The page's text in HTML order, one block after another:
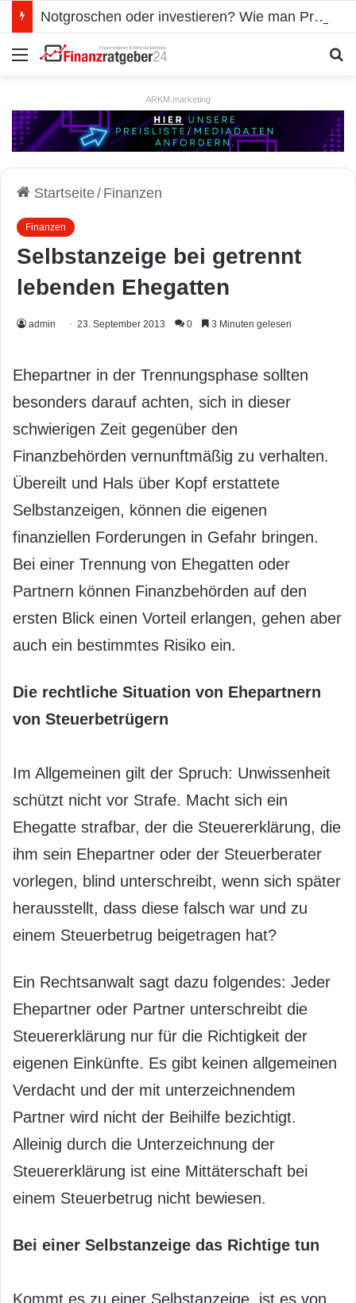
Notgroschen oder investieren? Wie man Prioritäten im eigenen Finanzplan setzt
Menü
ARKM.marketing
Startseite/ Finanzen
Finanzen
Selbstanzeige bei getrennt
lebenden Ehegatten
admin 23. September 2013 0 3 Minuten gelesen
Ehepartner in der Trennungsphase sollten
besonders darauf achten, sich in dieser
schwierigen Zeit gegenüber den
Finanzbehörden vernunftmäßig zu verhalten.
Übereilt und Hals über Kopf erstattete
Selbstanzeigen, können die eigenen
finanziellen Forderungen in Gefahr bringen.
Bei einer Trennung von Ehegatten oder
Partnern können Finanzbehörden auf den
ersten Blick einen Vorteil erlangen, gehen aber
auch ein bestimmtes Risiko ein.
Die rechtliche Situation von Ehepartnern
von Steuerbetrügern
Im Allgemeinen gilt der Spruch: Unwissenheit
schützt nicht vor Strafe. Macht sich ein
Ehegatte strafbar, der die Steuererklärung, die
ihm sein Ehepartner oder der Steuerberater
vorlegen, blind unterschreibt, wenn sich später
herausstellt, dass diese falsch war und zu
einem Steuerbetrug beigetragen hat?
Ein Rechtsanwalt sagt dazu folgendes: Jeder
Ehepartner oder Partner unterschreibt die
Steuererklärung nur für die Richtigkeit der
eigenen Einkünfte. Es gibt keinen allgemeinen
Verdacht und der mit unterzeichnendem
Partner wird nicht der Beihilfe bezichtigt.
Alleinig durch die Unterzeichnung der
Steuererklärung ist eine Mittäterschaft bei
einem Steuerbetrug nicht bewiesen.
Bei einer Selbstanzeige das Richtige tun
Kommt es zu einer Selbstanzeige, ist es von